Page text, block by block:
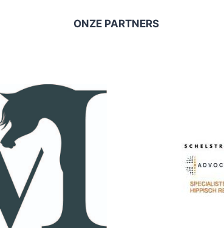
ONZE PARTNERS